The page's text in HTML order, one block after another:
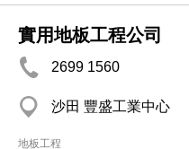
實用地板工程公司
2699 1560
沙田 豐盛工業中心
地板工程